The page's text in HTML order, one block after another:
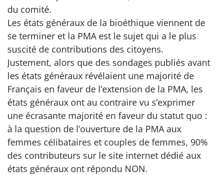
du comité.
Les états généraux de la bioéthique viennent de
se terminer et la PMA est le sujet qui a le plus
suscité de contributions des citoyens.
Justement, alors que des sondages publiés avant
les états généraux révélaient une majorité de
Français en faveur de l’extension de la PMA, les
états généraux ont au contraire vu s’exprimer
une écrasante majorité en faveur du statut quo :
à la question de l’ouverture de la PMA aux
femmes célibataires et couples de femmes, 90%
des contributeurs sur le site internet dédié aux
états généraux ont répondu NON.